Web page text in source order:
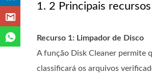
1. 2 Principais
Recurso 1: Limpador de Disco
A função Disk Cleaner permite
classificará os arquivos